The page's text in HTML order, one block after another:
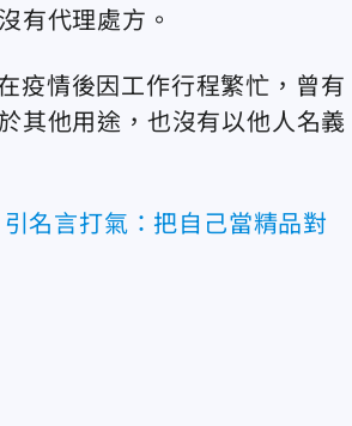
有代理處方。
疫情後因工作行程繁忙，曾有
其他用途，也沒有以他人名義
名言打氣：把自己當精品對